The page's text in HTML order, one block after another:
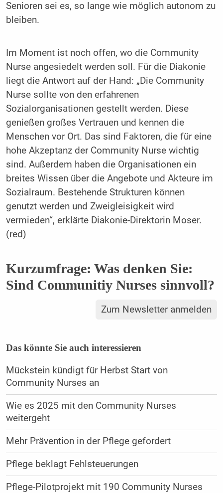
Senioren sei es, so lange wie möglich autonom zu
bleiben.
Im Moment ist noch offen, wo die Community
Nurse angesiedelt werden soll. Für die Diakonie
liegt die Antwort auf der Hand: „Die Community
Nurse sollte von den erfahrenen
Sozialorganisationen gestellt werden. Diese
genießen großes Vertrauen und kennen die
Menschen vor Ort. Das sind Faktoren, die für eine
hohe Akzeptanz der Community Nurse wichtig
sind. Außerdem haben die Organisationen ein
breites Wissen über die Angebote und Akteure im
Sozialraum. Bestehende Strukturen können
genutzt werden und Zweigleisigkeit wird
vermieden“, erklärte Diakonie-Direktorin Moser.
(red)
Kurzumfrage: Was denken Sie:
Sind Communitiy Nurses sinnvoll?
Zum Newsletter anmelden
Das könnte Sie auch interessieren
Mückstein kündigt für Herbst Start von
Community Nurses an
Wie es 2025 mit den Community Nurses
weitergeht
Mehr Prävention in der Pflege gefordert
Pflege beklagt Fehlsteuerungen
Pflege-Pilotprojekt mit 190 Community Nurses